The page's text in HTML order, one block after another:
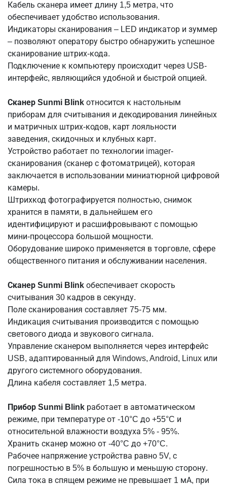
Кабель сканера имеет длину 1,5 метра, что
обеспечивает удобство использования.
Индикаторы сканирования – LED индикатор и зуммер
– позволяют оператору быстро обнаружить успешное
сканирование штрих-кода.
Подключение к компьютеру происходит через USB-
интерфейс, являющийся удобной и быстрой опцией.
Сканер Sunmi Blink относится к настольным
приборам для считывания и декодирования линейных
и матричных штрих-кодов, карт лояльности
заведения, скидочных и клубных карт.
Устройство работает по технологии imager-
сканирования (сканер с фотоматрицей), которая
заключается в использовании миниатюрной цифровой
камеры.
Штрихкод фотографируется полностью, снимок
хранится в памяти, в дальнейшем его
идентифицируют и расшифровывают с помощью
мини-процессора большой мощности.
Оборудование широко применяется в торговле, сфере
общественного питания и обслуживании населения.
Сканер Sunmi Blink обеспечивает скорость
считывания 30 кадров в секунду.
Поле сканирования составляет 75-75 мм.
Индикация считывания производится с помощью
светового диода и звукового сигнала.
Управление сканером выполняется через интерфейс
USB, адаптированный для Windows, Android, Linux или
другого системного оборудования.
Длина кабеля составляет 1,5 метра.
Прибор Sunmi Blink работает в автоматическом
режиме, при температуре от -10°C до +55°C и
относительной влажности воздуха 5% - 95%.
Хранить сканер можно от -40°C до +70°C.
Рабочее напряжение устройства равно 5V, с
погрешностью в 5% в большую и меньшую сторону.
Сила тока в спящем режиме не превышает 1 мА, при